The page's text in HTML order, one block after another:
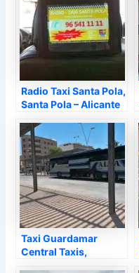
Radio Taxi Santa Pola,
Santa Pola – Alicante
Taxi Guardamar
Central Taxis,